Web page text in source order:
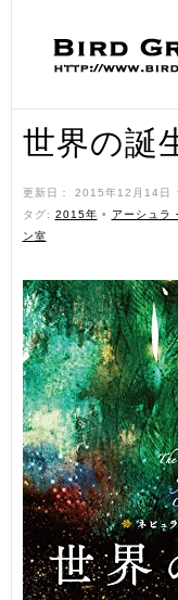
世界の誕
更新日： 2015年12月14日
タグ: 2015年 • アーシュラ
ン室